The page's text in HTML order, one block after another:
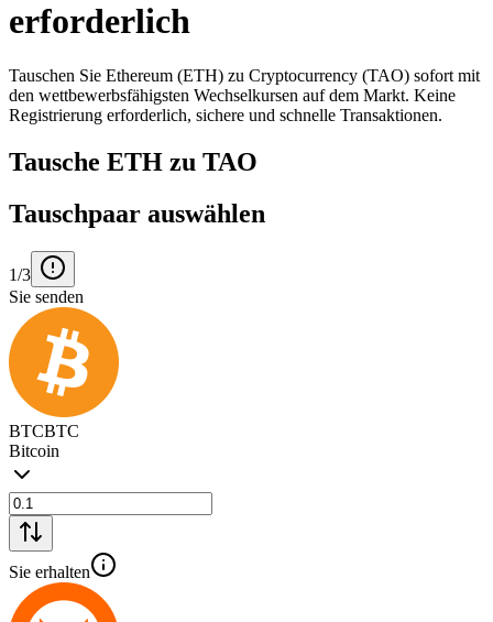
erforderlich
Tauschen Sie Ethereum (ETH) zu Cryptocurrency (TAO) sofort mit
den wettbewerbsfähigsten Wechselkursen auf dem Markt. Keine
Registrierung erforderlich, sichere und schnelle Transaktionen.
Tausche ETH zu TAO
Tauschpaar auswählen
1/3
Sie senden
BTCBTC
Bitcoin
Sie erhalten